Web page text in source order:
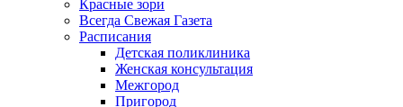
Красные зори
Всегда Свежая Газета
Расписания
Детская поликлиника
Женская консультация
Межгород
Пригород